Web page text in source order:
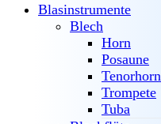
Blasinstrumente
Blech
Horn
Posaune
Tenorhorn
Trompete
Tuba